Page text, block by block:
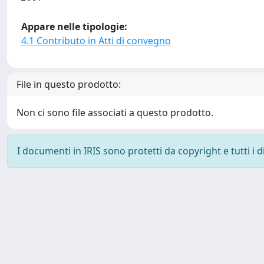
Appare nelle tipologie:
4.1 Contributo in Atti di convegno
File in questo prodotto:
Non ci sono file associati a questo prodotto.
I documenti in IRIS sono protetti da copyright e tutti i